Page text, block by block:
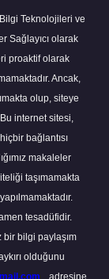
Teknolojileri ve
Sağlayıcı olarak
proaktif olarak
Ancak,
olup, siteye
internet sitesi,
bağlantısı
makaleler
taşımamakta
tesadüfidir.
bir bilgi paylaşım
olduğunu
adresine